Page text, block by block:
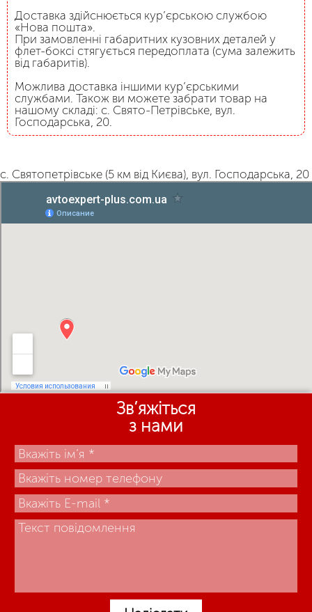
Доставка здійснюється кур’єрською службою
«Нова пошта».
При замовленні габаритних кузовних деталей у
флет-боксі стягується передоплата (сума залежить
від габаритів).
Можлива доставка іншими кур’єрськими
службами. Також ви можете забрати товар на
нашому складі: с. Свято-Петрівське, вул.
Господарська, 20.
с. Святопетрівське (5 км від Києва), вул. Господарська, 20
Зв’яжіться
з нами